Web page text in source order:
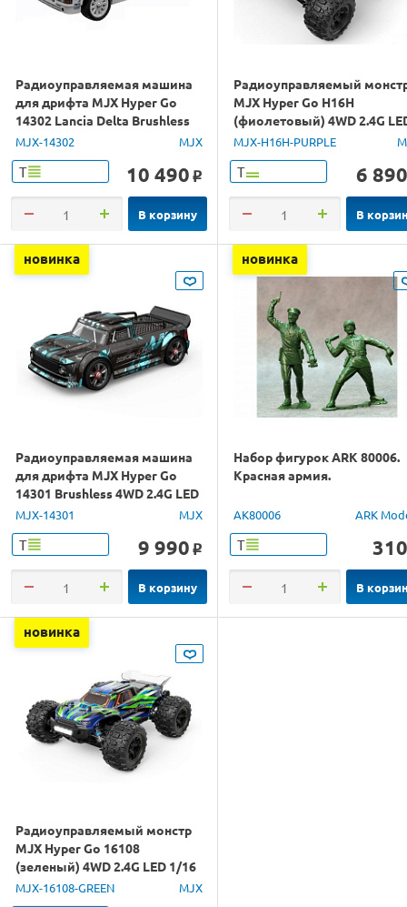
Радиоуправляемая машина
для дрифта MJX Hyper Go
14302 Lancia Delta Brushless
4WD 2.4G LED 1/14 RTR
MJX-14302 MJX
Т 10 490 o
В корзину
Радиоуправляемый
MJX Hyper Go H16H
(фиолетовый) 4WD 2.4G
GPS 1/16 RTR
MJX-H16H-PURPLE
Т 6 890
В
новинка
Радиоуправляемая машина
для дрифта MJX Hyper Go
14301 Brushless 4WD 2.4G LED
1/14 RTR
MJX-14301 MJX
Т 9 990 o
В корзину
новинка
Набор фигурок ARK 80006.
Красная армия.
AK80006 ARK
Т 310
В
новинка
Радиоуправляемый монстр
MJX Hyper Go 16108
(зеленый) 4WD 2.4G LED 1/16
RTR
MJX-16108-GREEN MJX